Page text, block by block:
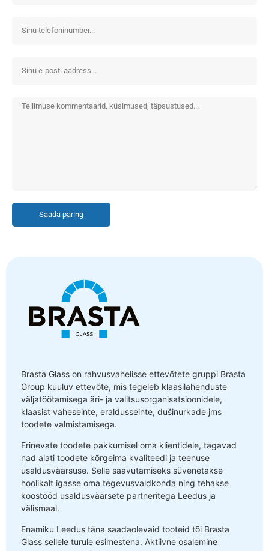
Saada päring
Brasta Glass on rahvusvahelisse ettevõtete gruppi Brasta
Group kuuluv ettevõte, mis tegeleb klaasilahenduste
väljatöötamisega äri- ja valitsusorganisatsioonidele,
klaasist vaheseinte, eraldusseinte, dušinurkade jms
toodete valmistamisega.
Erinevate toodete pakkumisel oma klientidele, tagavad
nad alati toodete kõrgeima kvaliteedi ja teenuse
usaldusväärsuse. Selle saavutamiseks süvenetakse
hoolikalt igasse oma tegevusvaldkonda ning tehakse
koostööd usaldusväärsete partneritega Leedus ja
välismaal.
Enamiku Leedus täna saadaolevaid tooteid tõi Brasta
Glass sellele turule esimestena. Aktiivne osalemine